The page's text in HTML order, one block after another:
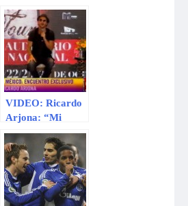
más populares en
Instagram este
año
VIDEO: Ricardo
Arjona: “Mi
comida preferida
es la peruana”